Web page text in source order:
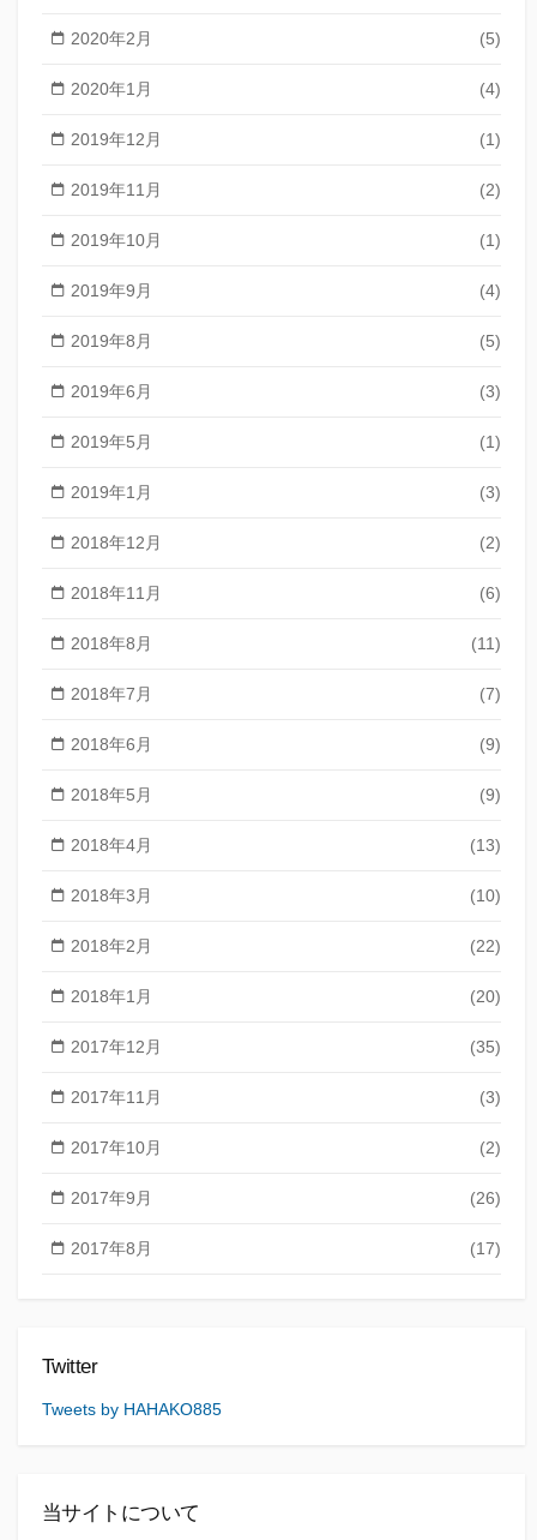
2020年2月 (5)
2020年1月 (4)
2019年12月 (1)
2019年11月 (2)
2019年10月 (1)
2019年9月 (4)
2019年8月 (5)
2019年6月 (3)
2019年5月 (1)
2019年1月 (3)
2018年12月 (2)
2018年11月 (6)
2018年8月 (11)
2018年7月 (7)
2018年6月 (9)
2018年5月 (9)
2018年4月 (13)
2018年3月 (10)
2018年2月 (22)
2018年1月 (20)
2017年12月 (35)
2017年11月 (3)
2017年10月 (2)
2017年9月 (26)
2017年8月 (17)
Twitter
Tweets by HAHAKO885
当サイトについて